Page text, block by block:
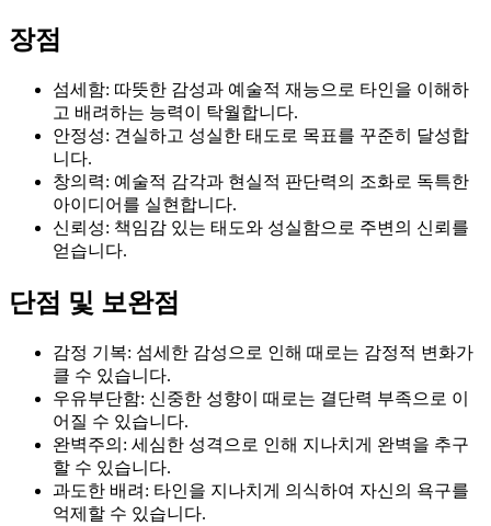
장점
섬세함: 따뜻한 감성과 예술적 재능으로 타인을 이해하
고 배려하는 능력이 탁월합니다.
안정성: 견실하고 성실한 태도로 목표를 꾸준히 달성합
니다.
창의력: 예술적 감각과 현실적 판단력의 조화로 독특한
아이디어를 실현합니다.
신뢰성: 책임감 있는 태도와 성실함으로 주변의 신뢰를
얻습니다.
단점 및 보완점
감정 기복: 섬세한 감성으로 인해 때로는 감정적 변화가
클 수 있습니다.
우유부단함: 신중한 성향이 때로는 결단력 부족으로 이
어질 수 있습니다.
완벽주의: 세심한 성격으로 인해 지나치게 완벽을 추구
할 수 있습니다.
과도한 배려: 타인을 지나치게 의식하여 자신의 욕구를
억제할 수 있습니다.